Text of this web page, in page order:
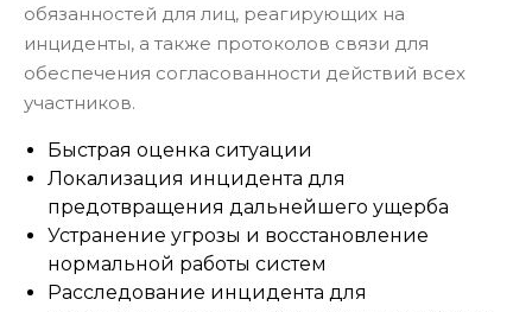
обязанностей для лиц, реагирующих на
инциденты, а также протоколов связи для
обеспечения согласованности действий всех
участников.
Быстрая оценка ситуации
Локализация инцидента для
предотвращения дальнейшего ущерба
Устранение угрозы и восстановление
нормальной работы систем
Расследование инцидента для